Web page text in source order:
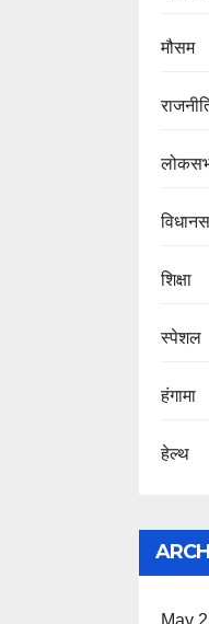
मौसम
शिक्षा
स्पेशल
हंगामा
हेल्थ
May